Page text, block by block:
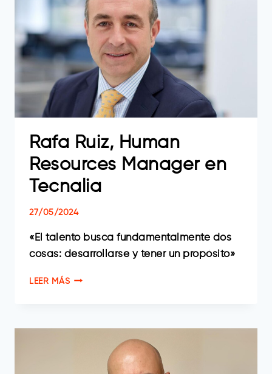
DE
DE
EUSKADI
DE
INICIATIVA
SOCIAL
(HETEL)
Rafa Ruiz, Human
Resources Manager en
Tecnalia
27/05/2024
«El talento busca fundamentalmente dos
cosas: desarrollarse y tener un propósito»
LEER MÁSRAFA
MANAGER
TECNALIA